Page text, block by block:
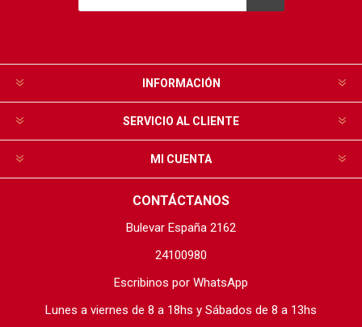
INFORMACIÓN
SERVICIO AL CLIENTE
MI CUENTA
CONTÁCTANOS
Bulevar España 2162
24100980
Escribinos por WhatsApp
Lunes a viernes de 8 a 18hs y Sábados de 8 a 13hs